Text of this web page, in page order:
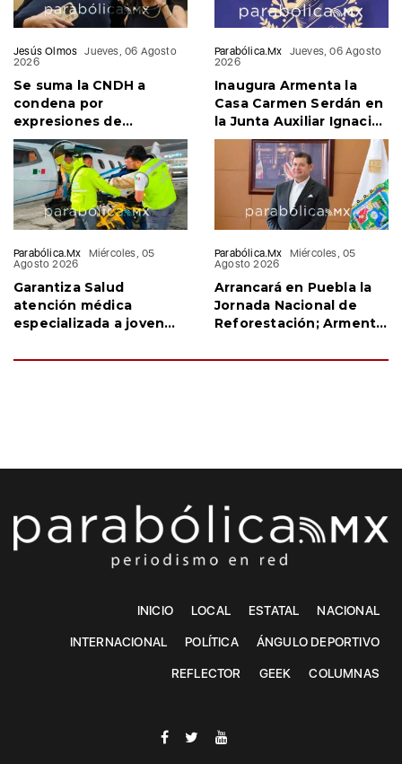
Jesús Olmos Jueves, 06 Agosto
Se suma la CNDH a
condena por
expresiones de
Palomares y Salvatori
Parabólica.Mx Jueves, 06 Agosto
Inaugura Armenta la
Casa Carmen Serdán en
la Junta Auxiliar Ignacio
Romero Vargas
Parabólica.Mx Miércoles, 05
Garantiza Salud
atención médica
especializada a joven
repatriado de Estados
Unidos
Parabólica.Mx Miércoles, 05
Arrancará en Puebla la
Jornada Nacional de
Reforestación; Armenta
confirma visita de
Sheinbaum
INTERNACIONAL POLÍTICA ÁNGULO DEPORTIVO
REFLECTOR GEEK COLUMNAS